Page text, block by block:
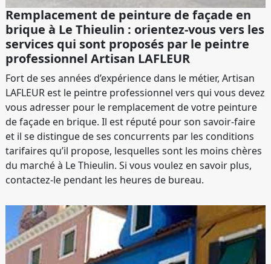
Remplacement de peinture de façade en
brique à Le Thieulin : orientez-vous vers les
services qui sont proposés par le peintre
professionnel Artisan LAFLEUR
Fort de ses années d’expérience dans le métier, Artisan
LAFLEUR est le peintre professionnel vers qui vous devez
vous adresser pour le remplacement de votre peinture
de façade en brique. Il est réputé pour son savoir-faire
et il se distingue de ses concurrents par les conditions
tarifaires qu’il propose, lesquelles sont les moins chères
du marché à Le Thieulin. Si vous voulez en savoir plus,
contactez-le pendant les heures de bureau.